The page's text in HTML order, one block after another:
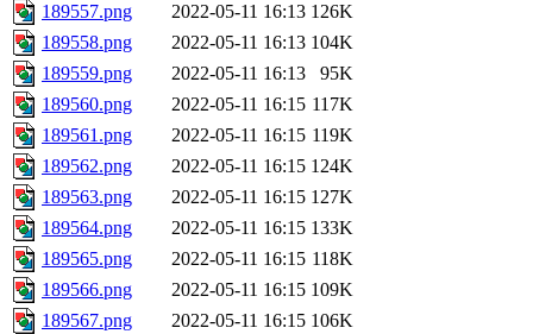
189557.png
2022-05-11 16:13 126K
189558.png
2022-05-11 16:13 104K
189559.png
2022-05-11 16:13
95K
189560.png
2022-05-11 16:15 117K
189561.png
2022-05-11 16:15 119K
189562.png
2022-05-11 16:15 124K
189563.png
2022-05-11 16:15 127K
189564.png
2022-05-11 16:15 133K
189565.png
2022-05-11 16:15 118K
189566.png
2022-05-11 16:15 109K
189567.png
2022-05-11 16:15 106K